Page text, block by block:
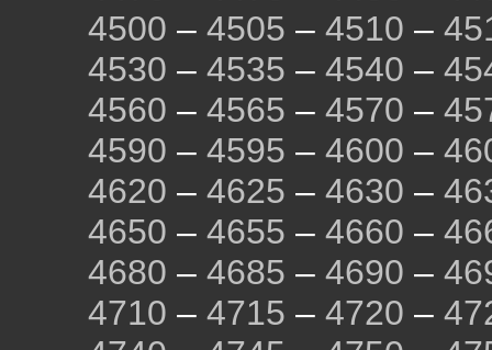
4500 – 4505 – 4510 –
4530 – 4535 – 4540 –
4560 – 4565 – 4570 –
4590 – 4595 – 4600 –
4620 – 4625 – 4630 –
4650 – 4655 – 4660 –
4680 – 4685 – 4690 –
4710 – 4715 – 4720 –